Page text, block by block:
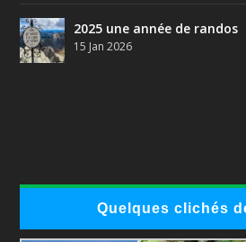
2025 une année de randos
15 Jan 2026
Quelques clichés